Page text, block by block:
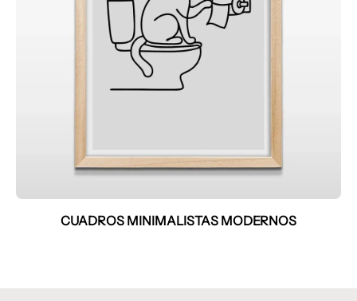
CUADROS MINIMALISTAS MODERNOS